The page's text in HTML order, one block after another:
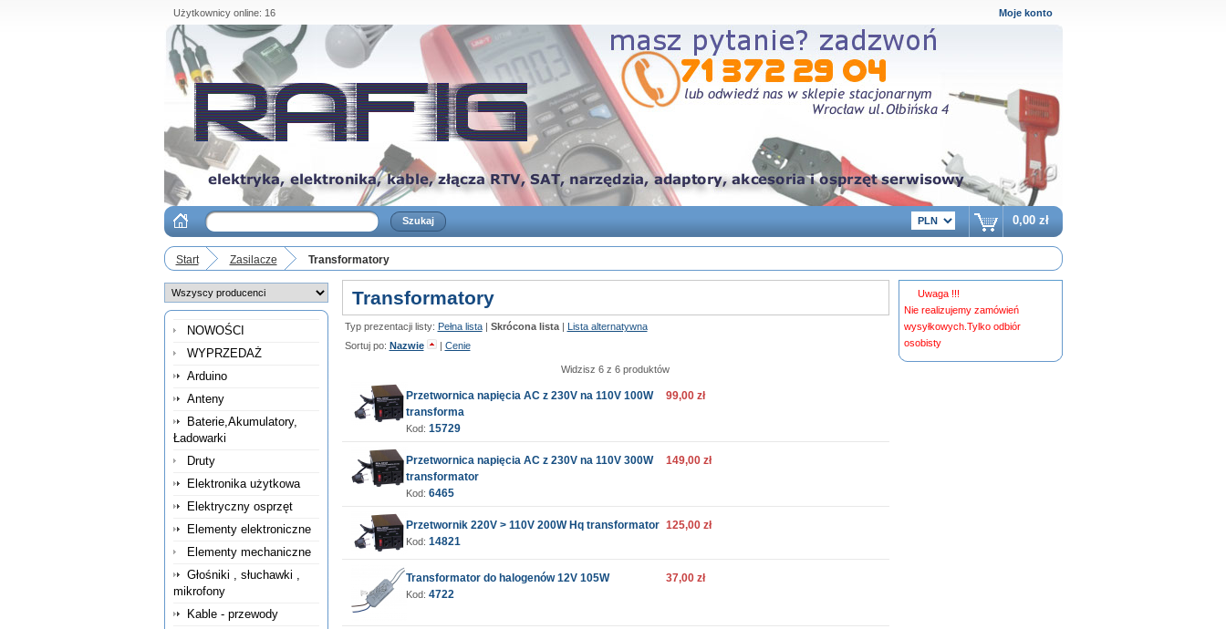
Użytkownicy online: 16 Moje konto
0,00 zł
Start Zasilacze Transformatory
NOWOŚCI
WYPRZEDAŻ
Arduino
Anteny
Baterie,Akumulatory,
Ładowarki
Druty
Elektronika użytkowa
Elektryczny osprzęt
Elementy elektroniczne
Elementy mechaniczne
Głośniki , słuchawki ,
mikrofony
Kable - przewody
Transformatory
Typ prezentacji listy: Pełna lista| Skrócona lista| Lista alternatywna
Sortuj po: Nazwie | Cenie
Widzisz 6 z 6 produktów
Przetwornica napięcia AC z 230V na 110V 100W
transforma
Kod: 15729
99,00 zł
Przetwornica napięcia AC z 230V na 110V 300W
transformator
Kod: 6465
149,00 zł
Przetwornik 220V > 110V 200W Hq transformator
Kod: 14821
125,00 zł
Transformator do halogenów 12V 105W
Kod: 4722
37,00 zł
Uwaga !!!
Nie realizujemy zamówień
wysyłkowych.Tylko odbiór
osobisty